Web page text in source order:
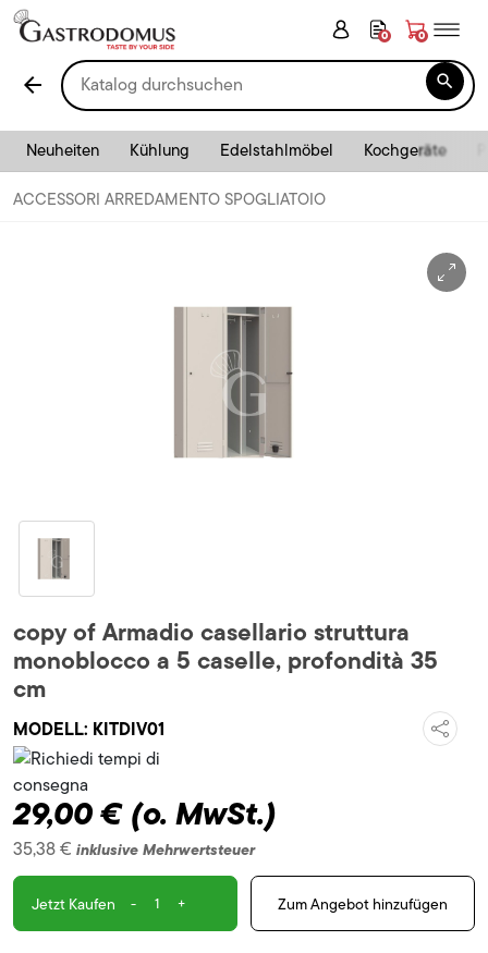
0 0
arrow_back 
Neuheiten Kühlung Edelstahlmöbel Kochgeräte
ACCESSORI ARREDAMENTO SPOGLIATOIO
copy of Armadio casellario struttura
monoblocco a 5 caselle, profondità 35
cm
MODELL: KITDIV01
29,00 € (o. MwSt.)
35,38 € inklusive Mehrwertsteuer
Jetzt Kaufen - + Zum Angebot hinzufügen